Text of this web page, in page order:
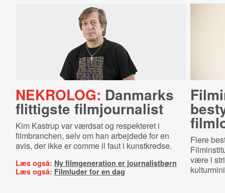
NEKROLOG: Danmarks
flittigste filmjournalist
Kim Kastrup var værdsat og respekteret i
filmbranchen, selv om han arbejdede for en
avis, der ikke er comme il faut i kunstkredse.
Læs også: Ny filmgeneration er journalistbørn
Læs også: Filmluder for en dag
Flere
være i